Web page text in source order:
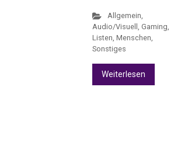
Allgemein,
Audio/Visuell , Gaming,
Listen, Menschen,
Sonstiges
Weiterlesen